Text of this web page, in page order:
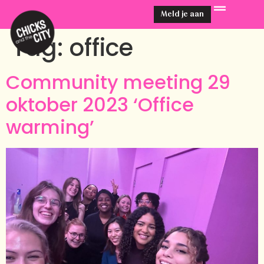
Meld je aan
Tag: office
Community meeting 29
oktober 2023 ‘Office
warming’